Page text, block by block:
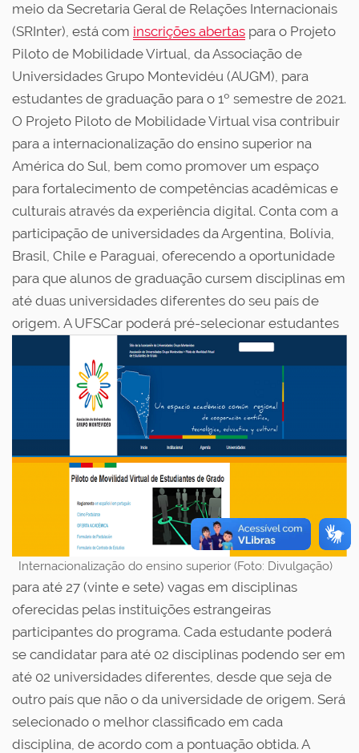
meio da Secretaria Geral de Relações Internacionais
(SRInter), está com inscrições abertas para o Projeto
Piloto de Mobilidade Virtual, da Associação de
Universidades Grupo Montevidéu (AUGM), para
estudantes de graduação para o 1º semestre de 2021.
O Projeto Piloto de Mobilidade Virtual visa contribuir
para a internacionalização do ensino superior na
América do Sul, bem como promover um espaço
para fortalecimento de competências acadêmicas e
culturais através da experiência digital. Conta com a
participação de universidades da Argentina, Bolívia,
Brasil, Chile e Paraguai, oferecendo a oportunidade
para que alunos de graduação cursem disciplinas em
até duas universidades diferentes do seu país de
origem.
Internacionalização do ensino superior (Foto: Divulgação)
A UFSCar poderá pré-selecionar estudantes
para até 27 (vinte e sete) vagas em disciplinas
oferecidas pelas instituições estrangeiras
participantes do programa. Cada estudante poderá
se candidatar para até 02 disciplinas podendo ser em
até 02 universidades diferentes, desde que seja de
outro país que não o da universidade de origem. Será
selecionado o melhor classificado em cada
disciplina, de acordo com a pontuação obtida. A